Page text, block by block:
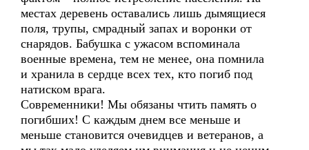
местах деревень оставались лишь дымящиеся
поля, трупы, смрадный запах и воронки от
снарядов. Бабушка с ужасом вспоминала
военные времена, тем не менее, она помнила
и хранила в сердце всех тех, кто погиб под
натиском врага.
Современники! Мы обязаны чтить память о
погибших! С каждым днем все меньше и
меньше становится очевидцев и ветеранов, а